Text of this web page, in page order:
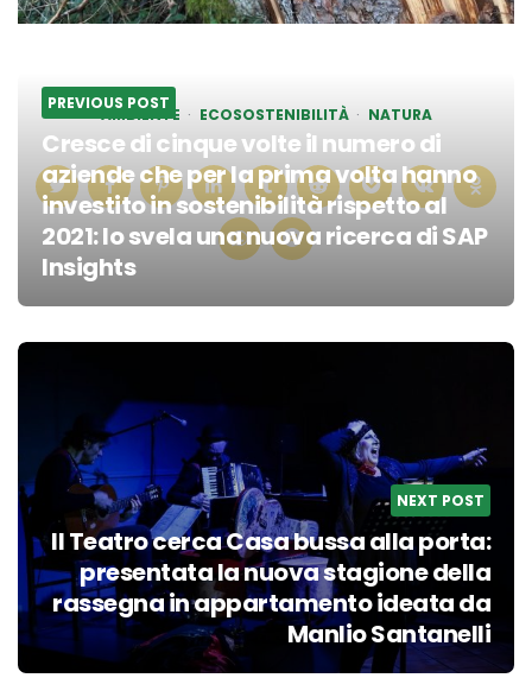
AMBIENTE ECOSOSTENIBILITÀ NATURA
Post
navigation
PREVIOUS POST
Cresce di cinque volte il numero di
aziende che per la prima volta hanno
investito in sostenibilità rispetto al
2021: lo svela una nuova ricerca di SAP
Insights
NEXT POST
Il Teatro cerca Casa bussa alla porta:
presentata la nuova stagione della
rassegna in appartamento ideata da
Manlio Santanelli